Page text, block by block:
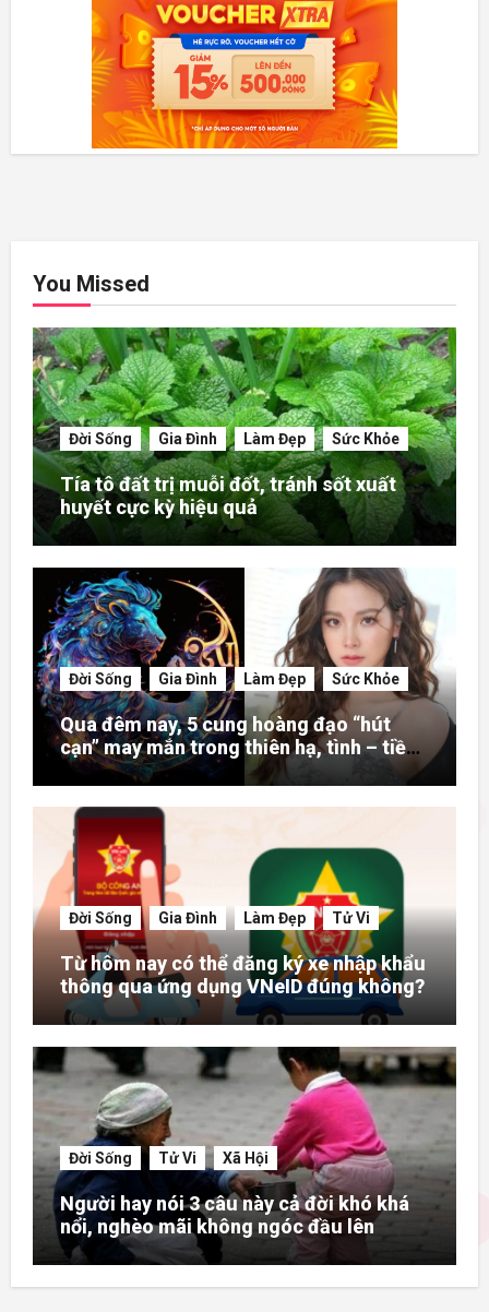
You Missed
Đời Sống Gia Đình Làm Đẹp Sức Khỏe
Tía tô đất trị muỗi đốt, tránh sốt xuất
huyết cực kỳ hiệu quả
Đời Sống Gia Đình Làm Đẹp Sức Khỏe
Qua đêm nay, 5 cung hoàng đạo “hút
cạn” may mắn trong thiên hạ, tình – tiền
– danh rực rỡ hơn người
Đời Sống Gia Đình Làm Đẹp Tử Vi
Từ hôm nay có thể đăng ký xe nhập khẩu
thông qua ứng dụng VNeID đúng không?
Đời Sống Tử Vi Xã Hội
Người hay nói 3 câu này cả đời khó khá
nổi, nghèo mãi không ngóc đầu lên